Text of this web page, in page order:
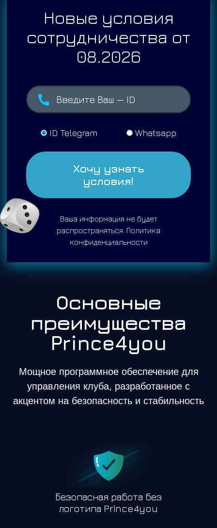
Новые условия
сотрудничества от
08.2026
ID Telegram Whatsapp
Хочу узнать
условия!
Ваша информация не будет
распространяться. Политика
конфиденциальности
Основные
преимущества
Prince4you
Мощное программное обеспечение для
управления клуба, разработанное с
акцентом на безопасность и стабильность
Безопасная работа без
логотипа Prince4you